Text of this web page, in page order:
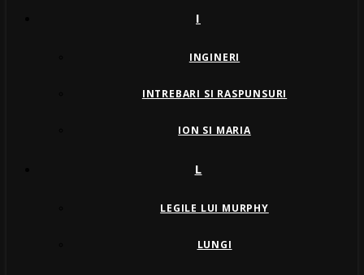
I
INGINERI
INTREBARI SI RASPUNSURI
ION SI MARIA
L
LEGILE LUI MURPHY
LUNGI